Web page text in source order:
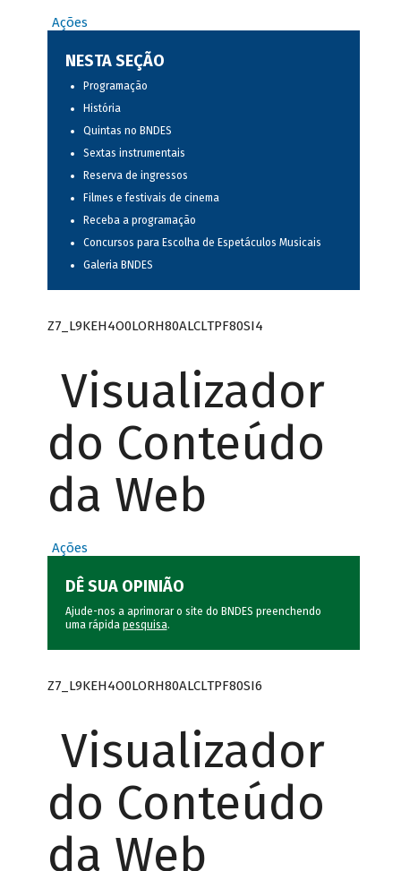
Ações
NESTA SEÇÃO
Programação
História
Quintas no BNDES
Sextas instrumentais
Reserva de ingressos
Filmes e festivais de cinema
Receba a programação
Concursos para Escolha de Espetáculos Musicais
Galeria BNDES
Z7_L9KEH4O0LORH80ALCLTPF80SI4
Visualizador
do Conteúdo
da Web
Ações
DÊ SUA OPINIÃO
Ajude-nos a aprimorar o site do BNDES preenchendo
uma rápida pesquisa.
Z7_L9KEH4O0LORH80ALCLTPF80SI6
Visualizador
do Conteúdo
da Web